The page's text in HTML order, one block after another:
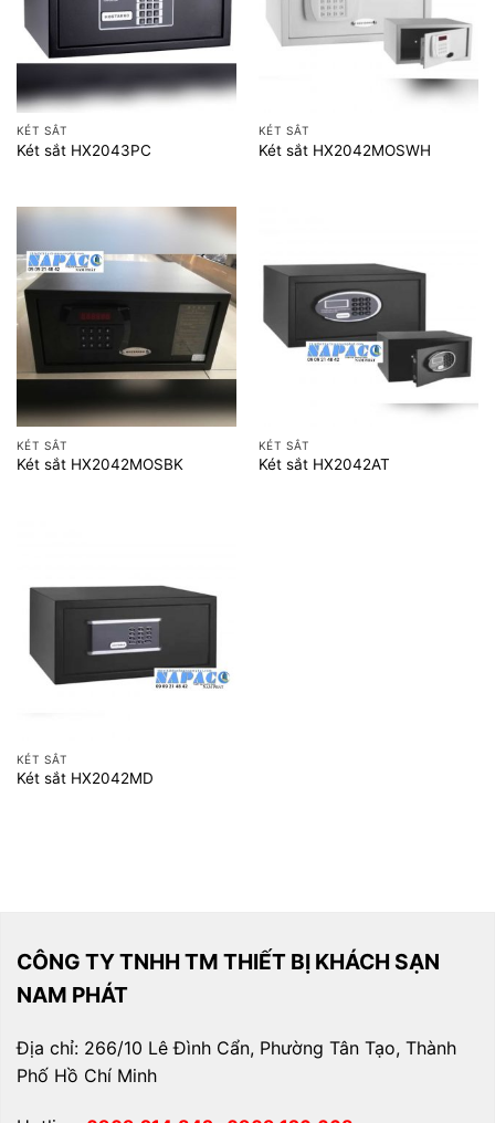
KÉT SẮT
Két sắt HX2043PC
KÉT SẮT
Két sắt HX2042MOSWH
KÉT SẮT
Két sắt HX2042MOSBK
KÉT SẮT
Két sắt HX2042AT
KÉT SẮT
Két sắt HX2042MD
CÔNG TY TNHH TM THIẾT BỊ KHÁCH SẠN
NAM PHÁT
Địa chỉ: 266/10 Lê Đình Cẩn, Phường Tân Tạo, Thành
Phố Hồ Chí Minh